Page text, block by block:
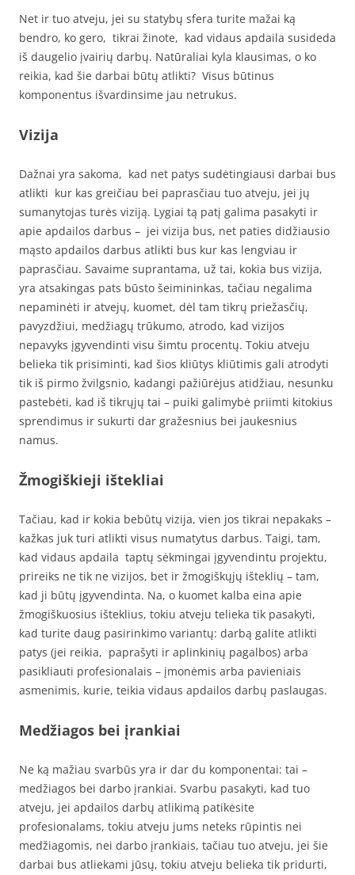
Net ir tuo atveju, jei su statybų sfera turite mažai ką
bendro, ko gero, tikrai žinote, kad vidaus apdaila susideda
iš daugelio įvairių darbų. Natūraliai kyla klausimas, o ko
reikia, kad šie darbai būtų atlikti? Visus būtinus
komponentus išvardinsime jau netrukus.
Vizija
Dažnai yra sakoma, kad net patys sudėtingiausi darbai bus
atlikti kur kas greičiau bei paprasčiau tuo atveju, jei jų
sumanytojas turės viziją. Lygiai tą patį galima pasakyti ir
apie apdailos darbus – jei vizija bus, net paties didžiausio
mąsto apdailos darbus atlikti bus kur kas lengviau ir
paprasčiau. Savaime suprantama, už tai, kokia bus vizija,
yra atsakingas pats būsto šeimininkas, tačiau negalima
nepaminėti ir atvejų, kuomet, dėl tam tikrų priežasčių,
pavyzdžiui, medžiagų trūkumo, atrodo, kad vizijos
nepavyks įgyvendinti visu šimtu procentų. Tokiu atveju
belieka tik prisiminti, kad šios kliūtys kliūtimis gali atrodyti
tik iš pirmo žvilgsnio, kadangi pažiūrėjus atidžiau, nesunku
pastebėti, kad iš tikrųjų tai – puiki galimybė priimti kitokius
sprendimus ir sukurti dar gražesnius bei jaukesnius
namus.
Žmogiškieji ištekliai
Tačiau, kad ir kokia bebūtų vizija, vien jos tikrai nepakaks –
kažkas juk turi atlikti visus numatytus darbus. Taigi, tam,
kad vidaus apdaila taptų sėkmingai įgyvendintu projektu,
prireiks ne tik ne vizijos, bet ir žmogiškųjų išteklių – tam,
kad ji būtų įgyvendinta. Na, o kuomet kalba eina apie
žmogiškuosius išteklius, tokiu atveju telieka tik pasakyti,
kad turite daug pasirinkimo variantų: darbą galite atlikti
patys (jei reikia, paprašyti ir aplinkinių pagalbos) arba
pasikliauti profesionalais – įmonėmis arba pavieniais
asmenimis, kurie, teikia vidaus apdailos darbų paslaugas.
Medžiagos bei įrankiai
Ne ką mažiau svarbūs yra ir dar du komponentai: tai –
medžiagos bei darbo įrankiai. Svarbu pasakyti, kad tuo
atveju, jei apdailos darbų atlikimą patikėsite
profesionalams, tokiu atveju jums neteks rūpintis nei
medžiagomis, nei darbo įrankiais, tačiau tuo atveju, jei šie
darbai bus atliekami jūsų, tokiu atveju belieka tik pridurti,